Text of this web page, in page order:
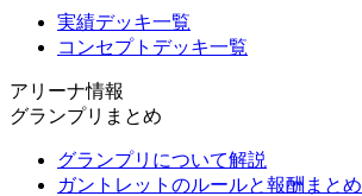
実績デッキ一覧
コンセプトデッキ一覧
アリーナ情報
グランプリまとめ
グランプリについて解説
ガントレットのルールと報酬まとめ